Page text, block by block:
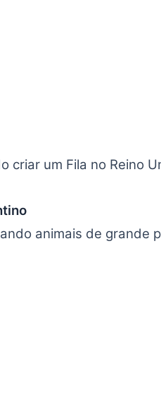
criar um Fila no Reino
animais de grande